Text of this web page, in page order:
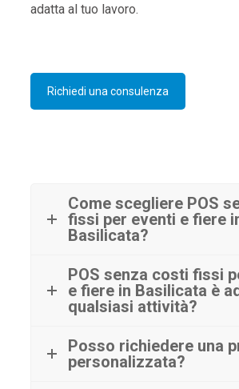
adatta al tuo lavoro.
Richiedi una consulenza
Come scegliere POS
fissi per eventi e fiere
Basilicata?
POS senza costi fissi
e fiere in Basilicata è
qualsiasi attività?
Posso richiedere una
personalizzata?